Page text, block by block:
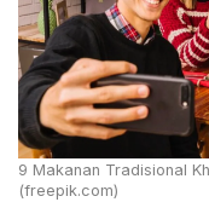
9 Makanan Tradisional
(freepik.com)